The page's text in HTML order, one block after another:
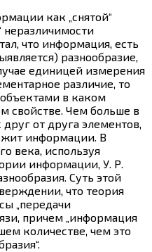
как „снятой“
неразличимости
что информация, есть
разнообразие,
единицей измерения
различие, то
в каком
свойстве. Чем больше в
от друга элементов,
информации. В
века, используя
информации, У. Р.
Суть этой
что теория
„передачи
причем „информация
количестве, чем это